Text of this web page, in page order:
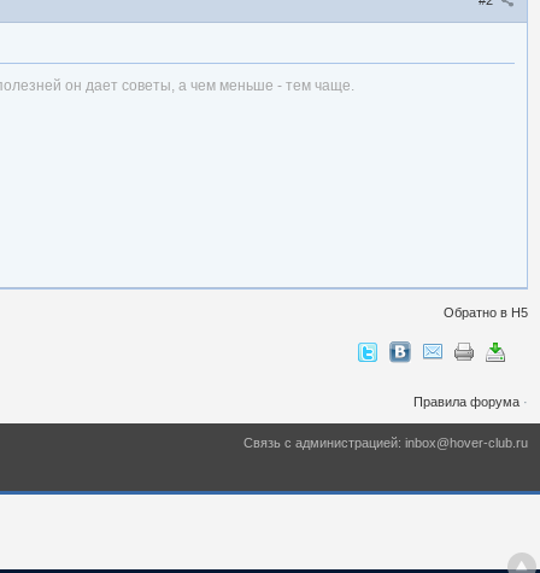
он дает советы, а чем меньше - тем чаще.
Обратно в Н5
Правила форума ·
Связь с администрацией: inbox@hover-club.ru